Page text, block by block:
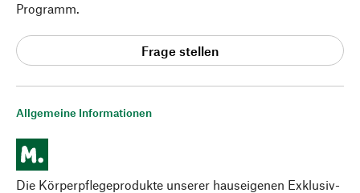
Allgemeine Informationen
Die Körperpflegeprodukte unserer hauseigenen Exklusiv-
Programm.
Frage stellen